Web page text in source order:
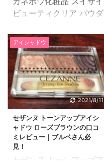
ビューティクリア パウダ
と実際に使ってみた感想
をご紹介したいと思いま
す。 24歳、会社員、ニ
キビ肌兼インナードライ
肌 皮脂のテカリやニキビ
にいつも悩んでいたとこ
ろ、通っているエステサ
ロンの方に酵素洗顔した
ほうがいいよ！とおすす
めされて、そのまま帰り
道にすぐ薬局に行って買
アイシャドウ
2021/8/11
セザンヌ トーンアップアイシ
ャドウ ローズブラウンの口コ
ミレビュー｜ブルベさん必
見！
セザンヌ トーンアップア